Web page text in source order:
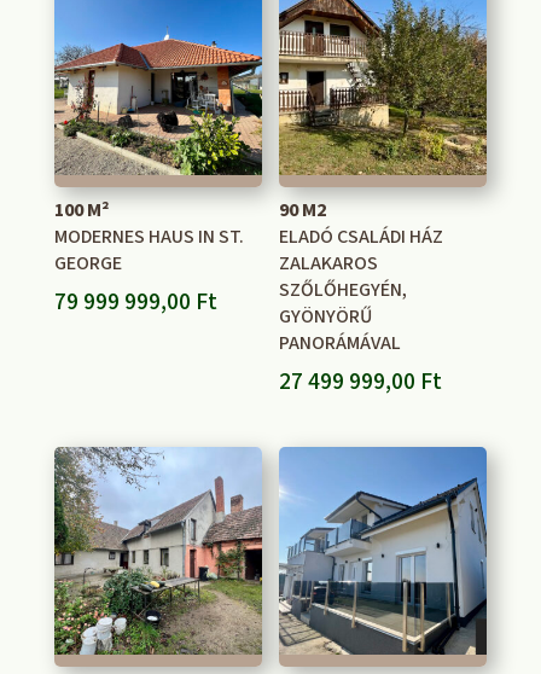
100 M²
MODERNES HAUS IN ST.
GEORGE
79 999 999,00 Ft
90 M2
ELADÓ CSALÁDI HÁZ
ZALAKAROS
SZŐLŐHEGYÉN,
GYÖNYÖRŰ
PANORÁMÁVAL
27 499 999,00 Ft